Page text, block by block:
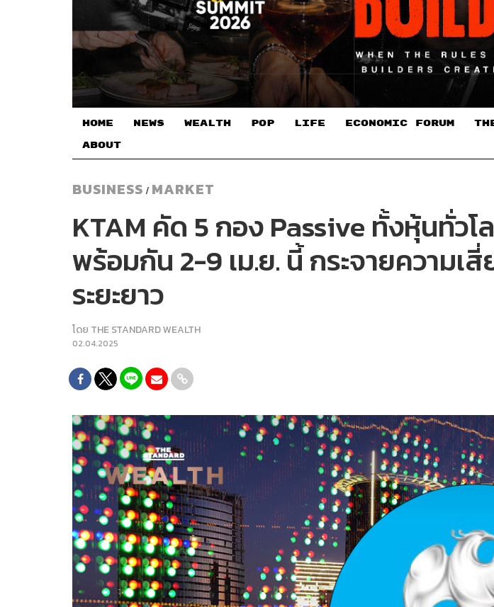
HOME NEWS WEALTH POP LIFE ECONOMIC FORUM
ABOUT
BUSINESS / MARKET
KTAM คัด 5 กอง Passive ทั้งหุ้นทั่ว
พร้อมกัน 2-9 เม.ย. นี้ กระจายความเ
ระยะยาว
โดย THE STANDARD WEALTH
02.04.2025